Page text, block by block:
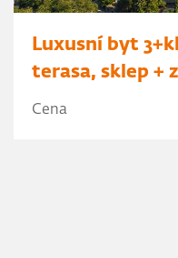
Luxusní byt
terasa, sklep +
Cena